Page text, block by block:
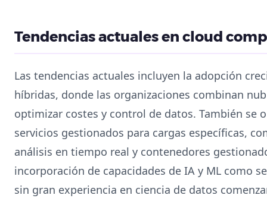
Tendencias actuales en cloud
Las tendencias actuales incluyen la adopción
híbridas, donde las organizaciones combinan
optimizar costes y control de datos. También se
servicios gestionados para cargas específicas,
análisis en tiempo real y contenedores
incorporación de capacidades de IA y ML como
sin gran experiencia en ciencia de datos